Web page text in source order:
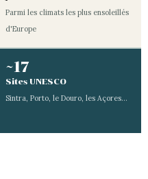
Parmi les climats les plus ensoleillés
d'Europe
~17
Sites UNESCO
Sintra, Porto, le Douro, les Açores…